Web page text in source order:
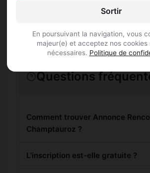
Sortir
En poursuivant la navigation, vous
majeur(e) et acceptez nos
nécessaires. Politique de
Questions
Comment trouver Annonce
Champtauroz ?
L'inscription est-elle gratuite ?